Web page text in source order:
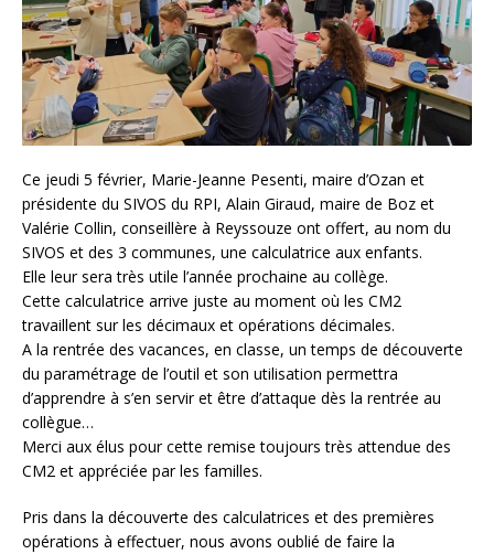
Ce jeudi 5 février, Marie-Jeanne Pesenti, maire d’Ozan et
présidente du SIVOS du RPI, Alain Giraud, maire de Boz et
Valérie Collin, conseillère à Reyssouze ont offert, au nom du
SIVOS et des 3 communes, une calculatrice aux enfants.
Elle leur sera très utile l’année prochaine au collège.
Cette calculatrice arrive juste au moment où les CM2
travaillent sur les décimaux et opérations décimales.
A la rentrée des vacances, en classe, un temps de découverte
du paramétrage de l’outil et son utilisation permettra
d’apprendre à s’en servir et être d’attaque dès la rentrée au
collègue…
Merci aux élus pour cette remise toujours très attendue des
CM2 et appréciée par les familles.
Pris dans la découverte des calculatrices et des premières
opérations à effectuer, nous avons oublié de faire la